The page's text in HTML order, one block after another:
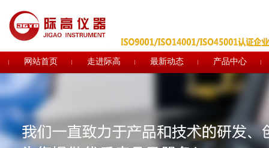
网站首页 走进际高 最新动态 产品中心
关于电子印章作废声明
关于部分土工合成材料产品CRCC认证实施规则及实施方案修订的说明
行业观察 | 中国纺联领导调研部分土工建筑材料企业
热烈祝贺温州际高通过“浙江制造”品字标认证！